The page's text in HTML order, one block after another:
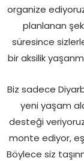
organize
planlanan
süresince
bir aksilik
Biz sadece
yeni yaşam
desteği
monte ediyor,
Böylece siz